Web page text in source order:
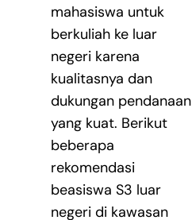
mahasiswa untuk
berkuliah ke luar
negeri karena
kualitasnya dan
dukungan pendanaan
yang kuat. Berikut
beberapa
rekomendasi
beasiswa S3 luar
negeri di kawasan